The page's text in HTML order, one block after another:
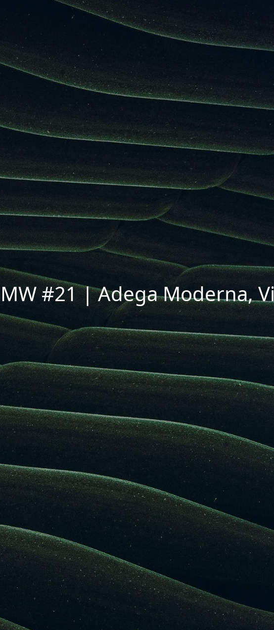
#21 | Adega Moderna,